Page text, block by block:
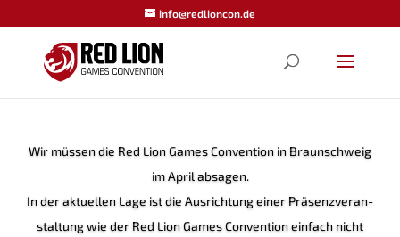
info@redlioncon.de
Wir müs­sen die Red Lion Games Con­ven­ti­on in Braun­schweig
im April absagen.
In der aktu­el­len Lage ist die Aus­rich­tung einer Prä­senz­ver­an­
stal­tung wie der Red Lion Games Con­ven­ti­on ein­fach nicht